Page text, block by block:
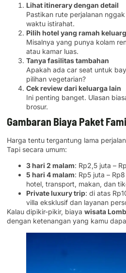
Lihat itinerary dengan detail
Pastikan rute perjalanan
waktu istirahat.
Pilih hotel yang ramah
Misalnya yang punya kolam
atau kamar luas.
Tanya fasilitas tambahan
Apakah ada car seat untuk
pilihan vegetarian?
Cek review dari keluarga lain
Ini penting banget. Ulasan
brosur.
Gambaran Biaya Paket
Harga tentu tergantung lama
Tapi secara umum:
3 hari 2 malam: Rp2,5 juta –
5 hari 4 malam: Rp5 juta –
hotel, transport, makan, dan
Private luxury trip: di atas
villa eksklusif dan layanan
Kalau dipikir-pikir, biaya wisata
dengan ketenangan yang kamu